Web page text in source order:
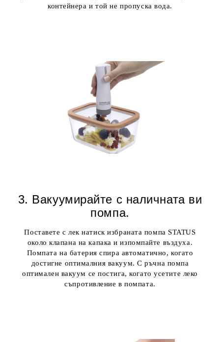
контейнера и той не пропуска вода.
3. Вакуумирайте с наличната ви
помпа.
Поставете с лек натиск избраната помпа STATUS
около клапана на капака и изпомпайте въздуха.
Помпата на батерия спира автоматично, когато
достигне оптималния вакуум. С ръчна помпа
оптимален вакуум се постига, когато усетите леко
съпротивление в помпата.